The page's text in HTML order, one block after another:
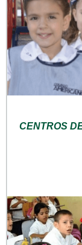
CENTROS